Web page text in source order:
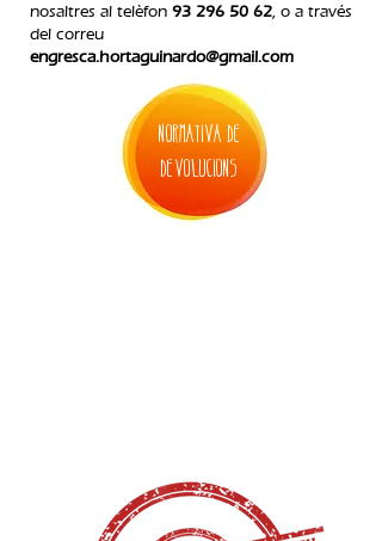
nosaltres al telèfon 93 296 50 62, o a través
del correu
engresca.hortaguinardo@gmail.com
normativa de
devolucions